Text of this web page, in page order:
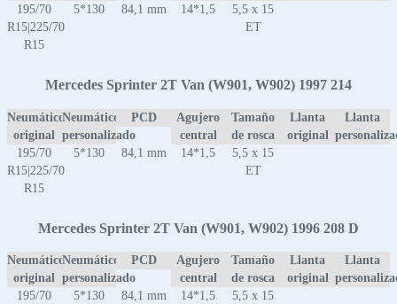
195/70
R15|225/70
R15
5*130 84,1 mm 14*1,5
5,5 x 15
ET
Mercedes Sprinter 2T Van (W901, W902) 1997 214
Neumático
original
Neumático
personalizado
PCD
Agujero
central
Tamaño
de rosca
Llanta
original
Llanta
195/70
R15|225/70
R15
5*130 84,1 mm 14*1,5
5,5 x 15
ET
Mercedes Sprinter 2T Van (W901, W902) 1996 208 D
Neumático
original
Neumático
personalizado
PCD
Agujero
central
Tamaño
de rosca
Llanta
original
Llanta
195/70
5*130 84,1 mm 14*1,5
5,5 x 15